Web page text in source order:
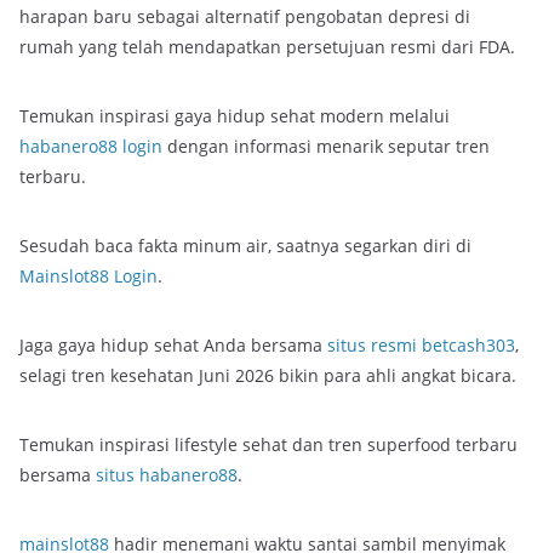
harapan baru sebagai alternatif pengobatan depresi di
rumah yang telah mendapatkan persetujuan resmi dari FDA.
Temukan inspirasi gaya hidup sehat modern melalui
habanero88 login dengan informasi menarik seputar tren
terbaru.
Sesudah baca fakta minum air, saatnya segarkan diri di
Mainslot88 Login.
Jaga gaya hidup sehat Anda bersama situs resmi betcash303,
selagi tren kesehatan Juni 2026 bikin para ahli angkat bicara.
Temukan inspirasi lifestyle sehat dan tren superfood terbaru
bersama situs habanero88.
mainslot88 hadir menemani waktu santai sambil menyimak